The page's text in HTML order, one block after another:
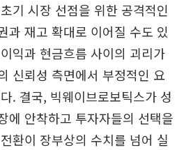
기 시장 선점을 위한 공격적인
과 재고 확대로 이어질 수도 있
익과 현금흐름 사이의 괴리가
신뢰성 측면에서 부정적인 요
. 결국, 빅웨이브로보틱스가 성
에 안착하고 투자자들의 선택을
환이 장부상의 수치를 넘어 실